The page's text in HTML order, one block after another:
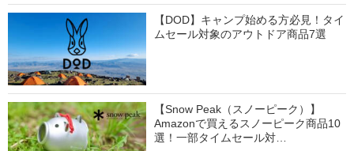
【DOD】キャンプ始める方必見！タイ
ムセール対象のアウトドア商品7選
【Snow Peak（スノーピーク）】
Amazonで買えるスノーピーク商品10
選！一部タイムセール対…